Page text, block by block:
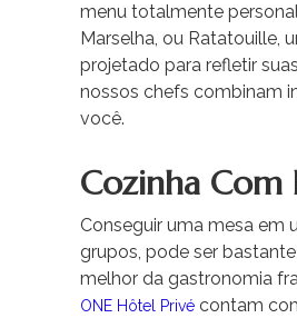
menu totalmente
Marselha, ou Ratatouille,
projetado para refletir
nossos chefs combinam
você.
Cozinha Com
Conseguir uma mesa em
grupos, pode ser
melhor da gastronomia
ONE Hôtel Privé contam